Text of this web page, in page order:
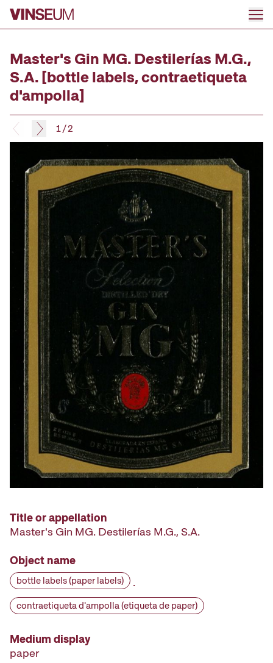
Go to content
Master's Gin MG. Destilerías M.G.,
S.A. [bottle labels, contraetiqueta
d'ampolla]
1/2
Title or appellation
Master's Gin MG. Destilerías M.G., S.A.
Object name
bottle labels (paper labels) ·
contraetiqueta d'ampolla (etiqueta de paper)
Medium display
paper